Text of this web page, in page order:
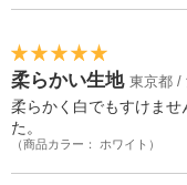
柔らかい生地 東京都 /
柔らかく白でもすけま
た。
（商品カラー： ホワイト）